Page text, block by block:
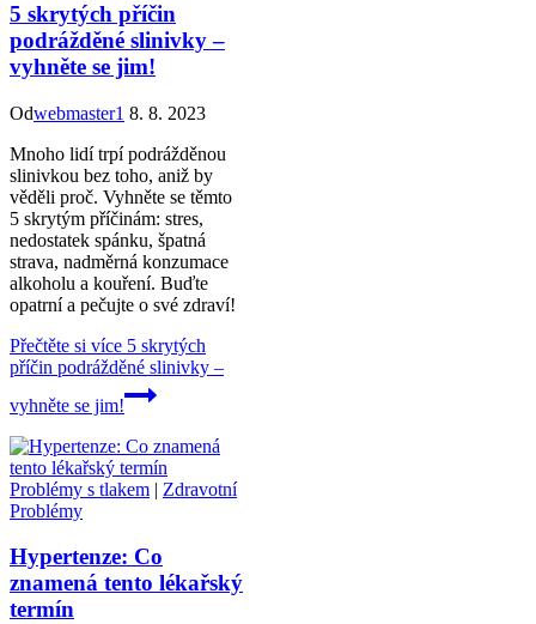
5 skrytých příčin
podrážděné slinivky –
vyhněte se jim!
Odwebmaster1 8. 8. 2023
Mnoho lidí trpí podrážděnou
slinivkou bez toho, aniž by
věděli proč. Vyhněte se těmto
5 skrytým příčinám: stres,
nedostatek spánku, špatná
strava, nadměrná konzumace
alkoholu a kouření. Buďte
opatrní a pečujte o své zdraví!
Přečtěte si více 5 skrytých
příčin podrážděné slinivky –
vyhněte se jim!
Problémy s tlakem | Zdravotní
Problémy
Hypertenze: Co
znamená tento lékařský
termín